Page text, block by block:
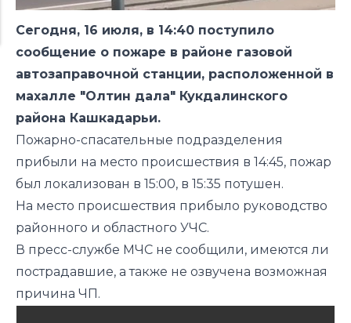
Сегодня, 16 июля, в 14:40 поступило
сообщение о пожаре в районе газовой
автозаправочной станции, расположенной в
махалле "Олтин дала" Кукдалинского
района Кашкадарьи.
Пожарно-спасательные подразделения
прибыли на место происшествия в 14:45, пожар
был локализован в 15:00, в 15:35 потушен.
На место происшествия прибыло руководство
районного и областного УЧС.
В пресс-службе МЧС не сообщили, имеются ли
пострадавшие, а также не озвучена возможная
причина ЧП.